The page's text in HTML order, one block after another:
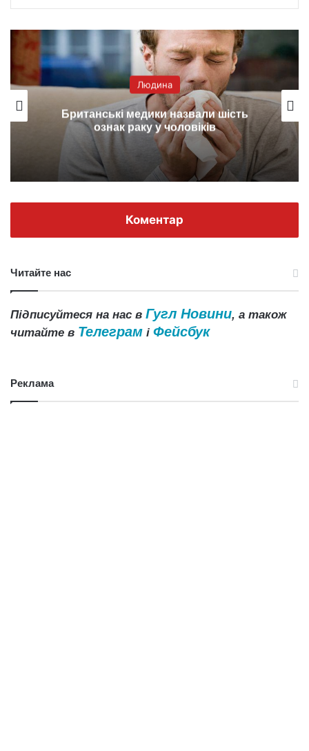
Людина
Британські медики назвали шість
ознак раку у чоловіків
Коментар
Читайте нас
Підписуйтеся на нас в Гугл Новини, а також
читайте в Телеграм і Фейсбук
Реклама